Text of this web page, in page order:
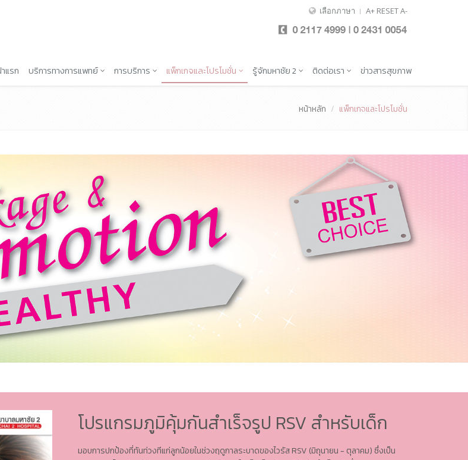
เลือกภาษา A+ RESETA-
แรก บริการทางการแพทย์ การบริการ แพ็กเกจและโปรโมชั่น รู้จักมหาชัย 2 ติดต่อเรา ข่าวสารสุขภาพ
หน้าหลัก แพ็กเกจและโปรโมชั่น
โปรแกรมภูมิคุ้มกันสำเร็จรูป RSV สำหรับเด็ก
มอบการปกป้องที่ทันท่วงทีแก่ลูกน้อยในช่วงฤดูกาลระบาดของไวรัส RSV (มิถุนายน - ตุลาคม) ซึ่งเป็น